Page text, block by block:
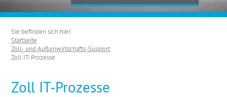
Sie befinden sich hier:
Startseite
Zoll- und Außenwirtschafts-Support
Zoll IT-Prozesse
Zoll IT-Prozesse